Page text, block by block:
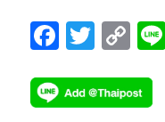
F
e
T
tt
C
p